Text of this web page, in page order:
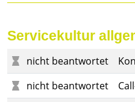
Servicekultur
nicht beantwortet
nicht beantwortet